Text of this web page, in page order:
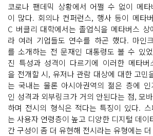
코로나 팬데믹 상황에서 어쩔 수 없이 메타
이 많다. 회의나 컨퍼런스, 행사 등이 메타
C 버클리 대학에서는 졸업식을 메타버스
라 여러 기업들도 연수를 하곤 했다. 마인
를 소개하는 전 문재인 대통령도 볼 수 있
진 특성과 성격이 다르기에 이러한 메타버
을 전개할 시, 유저나 관람 대상에 대한 고민
는 국내는 물론 아시아권역의 젊은 층에 인
인 성격과 외부링크가 거의 안된다는 점, 모
하며 전시의 형식은 적다는 특징이 있다.
는 사용자 연령층이 높고 디양한 디지털 데이
간 구성이 좀 더 유현해 전시라는 유형에는